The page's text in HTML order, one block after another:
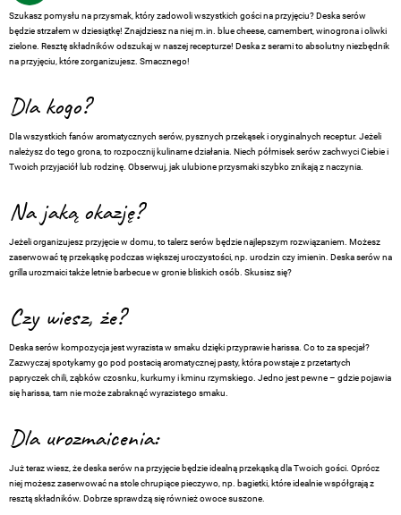
Szukasz pomysłu na przysmak, który zadowoli wszystkich gości na przyjęciu? Deska serów
będzie strzałem w dziesiątkę! Znajdziesz na niej m.in. blue cheese, camembert, winogrona i oliwki
zielone. Resztę składników odszukaj w naszej recepturze! Deska z serami to absolutny niezbędnik
na przyjęciu, które zorganizujesz. Smacznego!
Dla kogo?
Dla wszystkich fanów aromatycznych serów, pysznych przekąsek i oryginalnych receptur. Jeżeli
należysz do tego grona, to rozpocznij kulinarne działania. Niech półmisek serów zachwyci Ciebie i
Twoich przyjaciół lub rodzinę. Obserwuj, jak ulubione przysmaki szybko znikają z naczynia.
Na jaką okazję?
Jeżeli organizujesz przyjęcie w domu, to talerz serów będzie najlepszym rozwiązaniem. Możesz
zaserwować tę przekąskę podczas większej uroczystości, np. urodzin czy imienin. Deska serów na
grilla urozmaici także letnie barbecue w gronie bliskich osób. Skusisz się?
Czy wiesz, że?
Deska serów kompozycja jest wyrazista w smaku dzięki przyprawie harissa. Co to za specjał?
Zazwyczaj spotykamy go pod postacią aromatycznej pasty, która powstaje z przetartych
papryczek chili, ząbków czosnku, kurkumy i kminu rzymskiego. Jedno jest pewne – gdzie pojawia
się harissa, tam nie może zabraknąć wyrazistego smaku.
Dla urozmaicenia:
Już teraz wiesz, że deska serów na przyjęcie będzie idealną przekąską dla Twoich gości. Oprócz
niej możesz zaserwować na stole chrupiące pieczywo, np. bagietki, które idealnie współgrają z
resztą składników. Dobrze sprawdzą się również owoce suszone.